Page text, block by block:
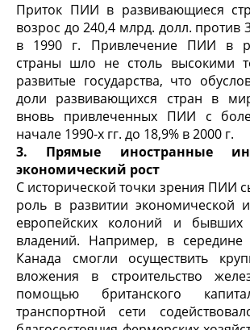
Приток ПИИ в развивающиеся
возрос до 240,4 млрд. долл. против
в 1990 г. Привлечение ПИИ в
страны шло не столь высокими
развитые государства, что
доли разви­вающихся стран в
вновь привлеченных ПИИ с
начале 1990-х гг. до 18,9% в 2000 г.
3. Прямые иностранные
экономический рост
С исторической точки зрения ПИИ
роль в развитии экономической
европейских колоний и бывших
владений. Например, в
Канада смогли осуществить
вложения в стро­ительство
помощью британского
транспортной сети